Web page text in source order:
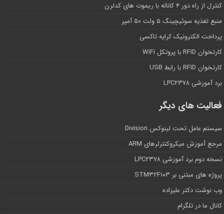
کنترل از راه دور ۴ کاناله با ریموت های کدلرن
منبع تغذیه سوئیچینگ ۵ ولت ۵۰ آمپر
پرداخت الکترونیک کرایه تاکسی
کارتخوان RFID با پروتکل WiFi
کارتخوان RFID با رابط USB
برد آموزشی LPC۲۳۷۸
فعالیت های دیگر
سیستم عامل تحت لینوکس Division
مرجع آموزش میکروکنترلرهای ARM
نسخه دوم برد آموزشی LPC۲۳۷۸
پروژه های مبتنی بر STM۳۲F۱۰۳
وب نوشت دکتر علیزاده
کانال ما در تلگرام